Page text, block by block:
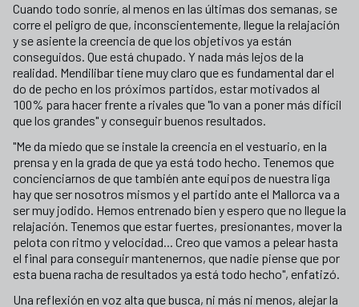
Cuando todo sonríe, al menos en las últimas dos semanas, se
corre el peligro de que, inconscientemente, llegue la relajación
y se asiente la creencia de que los objetivos ya están
conseguidos. Que está chupado. Y nada más lejos de la
realidad. Mendilibar tiene muy claro que es fundamental dar el
do de pecho en los próximos partidos, estar motivados al
100% para hacer frente a rivales que "lo van a poner más difícil
que los grandes" y conseguir buenos resultados.
"Me da miedo que se instale la creencia en el vestuario, en la
prensa y en la grada de que ya está todo hecho. Tenemos que
concienciarnos de que también ante equipos de nuestra liga
hay que ser nosotros mismos y el partido ante el Mallorca va a
ser muy jodido. Hemos entrenado bien y espero que no llegue la
relajación. Tenemos que estar fuertes, presionantes, mover la
pelota con ritmo y velocidad... Creo que vamos a pelear hasta
el final para conseguir mantenernos, que nadie piense que por
esta buena racha de resultados ya está todo hecho", enfatizó.
Una reflexión en voz alta que busca, ni más ni menos, alejar la